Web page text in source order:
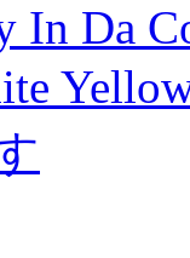
In Da